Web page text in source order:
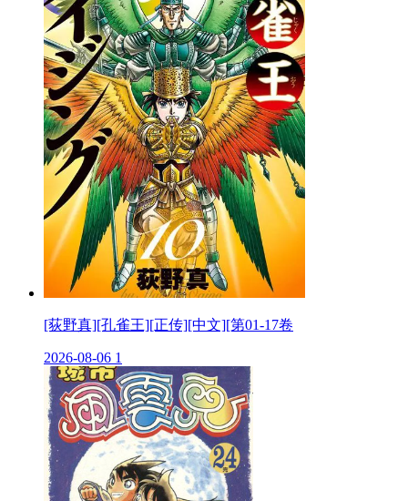
[荻野真][孔雀王][正传][中文][第01-17卷
2026-08-06 1